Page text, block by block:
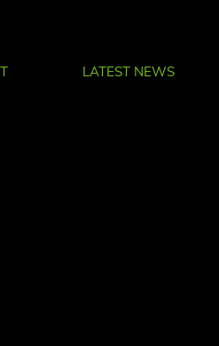
LATEST NEWS